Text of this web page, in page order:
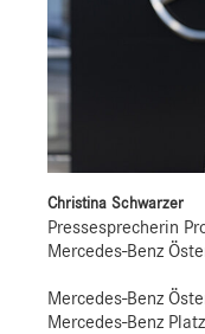
Christina Schwarzer
Pressesprecherin
Mercedes-Benz
Mercedes-Benz
Mercedes-Benz